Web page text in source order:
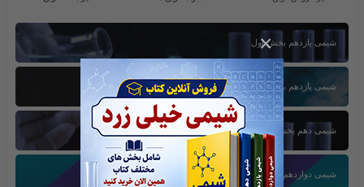
×
شیمی یازدهم بخش اول
شیمی یازدهم بخش سوم
شیمی دهم بخش اول
شیمی دوازدهم بخش سوم